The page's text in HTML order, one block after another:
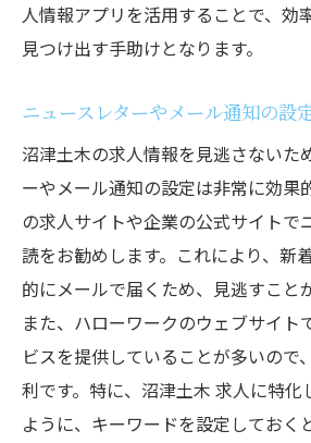
人情報アプリを活用することで、効
見つけ出す手助けとなります。
ニュースレターやメール通知の設
沼津土木の求人情報を見逃さないた
ーやメール通知の設定は非常に効果
の求人サイトや企業の公式サイトで
読をお勧めします。これにより、新
的にメールで届くため、見逃すこと
また、ハローワークのウェブサイト
ビスを提供していることが多いので
利です。特に、沼津土木 求人に特化
ように、キーワードを設定しておく